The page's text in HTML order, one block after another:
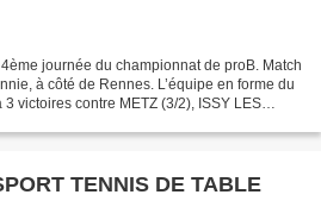
journée du championnat de proB. Match
à côté de Rennes. L’équipe en forme du
victoires contre METZ (3/2), ISSY LES
TENNIS DE TABLE